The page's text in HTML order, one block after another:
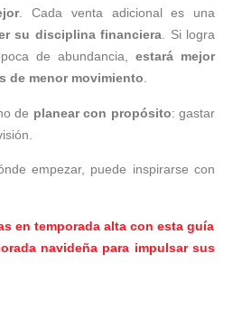
. Cada venta adicional es una
su disciplina financiera. Si logra
de abundancia, estará mejor
de menor movimiento.
de planear con propósito: gastar
empezar, puede inspirarse con
en temporada alta con esta guía
navideña para impulsar sus